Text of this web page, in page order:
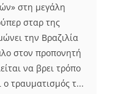
στη μεγάλη
σταρ της
την Βραζιλία
στον προπονητή
να βρει τρόπο
τραυματισμός τ...